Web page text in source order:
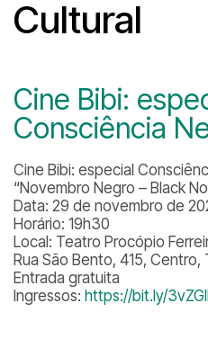
Cultural
Cine Bibi:
Consciência
Cine Bibi: especial
“Novembro Negro – Black
Data: 29 de novembro de
Horário: 19h30
Local: Teatro Procópio
Rua São Bento, 415, Centro,
Entrada gratuita
Ingressos: https://bit.ly/